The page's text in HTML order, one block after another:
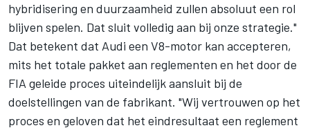
hybridisering en duurzaamheid zullen absoluut een rol
blijven spelen. Dat sluit volledig aan bij onze strategie."
Dat betekent dat Audi een V8-motor kan accepteren,
mits het totale pakket aan reglementen en het door de
FIA geleide proces uiteindelijk aansluit bij de
doelstellingen van de fabrikant. "Wij vertrouwen op het
proces en geloven dat het eindresultaat een reglement